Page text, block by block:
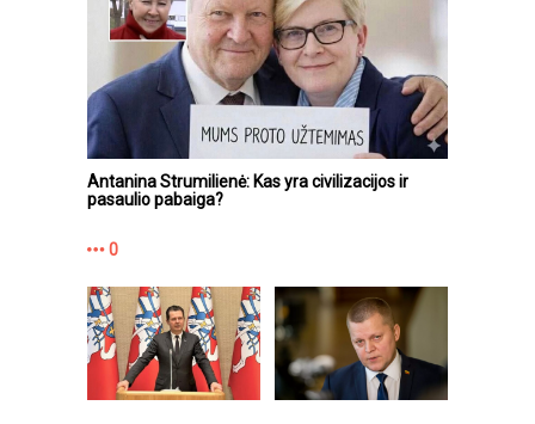
Antanina Strumilienė: Kas yra civilizacijos ir
pasaulio pabaiga?
0